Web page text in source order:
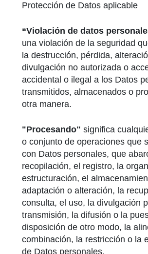
Protección de Datos aplicable
“Violación de datos
una violación de la seguridad
la destrucción, pérdida,
divulgación no autorizada o
accidental o ilegal a los Datos
transmitidos, almacenados o
otra manera.
"Procesando" significa
o conjunto de operaciones que
con Datos personales, que
recopilación, el registro, la
estructuración, el
adaptación o alteración, la
consulta, el uso, la divulgación
transmisión, la difusión o la
disposición de otro modo, la
combinación, la restricción o la
de Datos personales.